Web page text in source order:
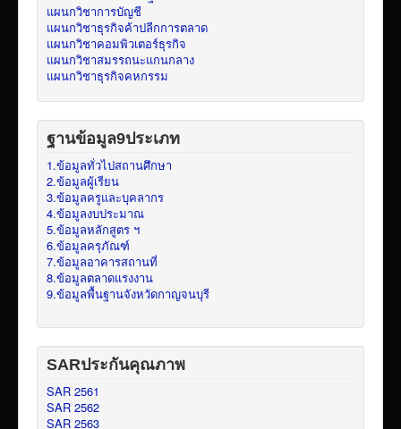
แผนกวิชาการบัญชี
แผนกวิชาธุรกิจค้าปลีกการตลาด
แผนกวิชาคอมพิวเตอร์ธุรกิจ
แผนกวิชาสมรรถนะแกนกลาง
แผนกวิชาธุรกิจคหกรรม
ฐานข้อมูล9ประเภท
1.ข้อมูลทั่วไปสถานศึกษา
2.ข้อมูลผู้เรียน
3.ข้อมูลครูและบุคลากร
4.ข้อมูลงบประมาณ
5.ข้อมูลหลักสูตร ฯ
6.ข้อมูลครุภัณฑ์
7.ข้อมูลอาคารสถานที่
8.ข้อมูลตลาดแรงงาน
9.ข้อมูลพื้นฐานจังหวัดกาญจนบุรี
SARประกันคุณภาพ
SAR 2561
SAR 2562
SAR 2563